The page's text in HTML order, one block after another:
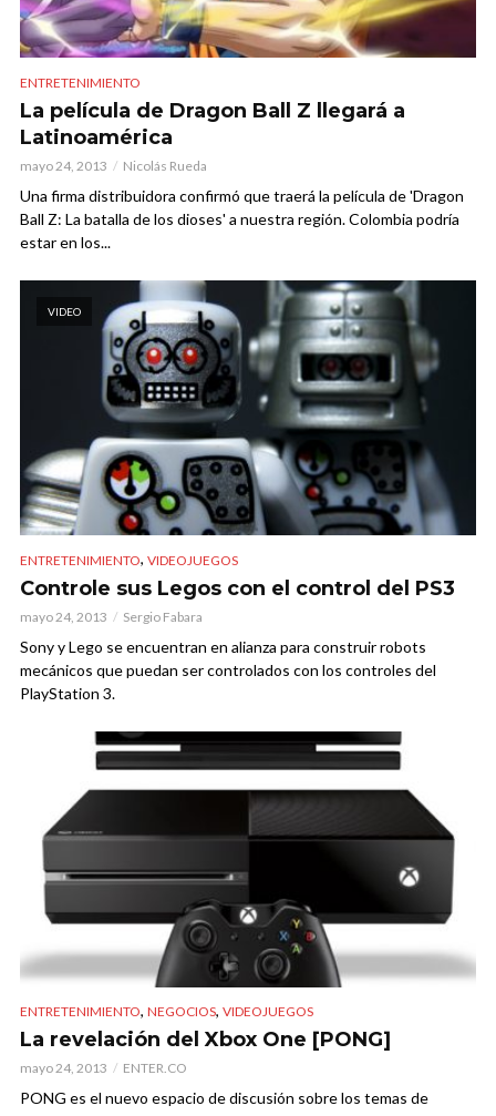
ENTRETENIMIENTO
La película de Dragon Ball Z llegará a
Latinoamérica
mayo 24, 2013 Nicolás Rueda
Una firma distribuidora confirmó que traerá la película de 'Dragon
Ball Z: La batalla de los dioses' a nuestra región. Colombia podría
estar en los...
VIDEO
ENTRETENIMIENTO, VIDEOJUEGOS
Controle sus Legos con el control del PS3
mayo 24, 2013 Sergio Fabara
Sony y Lego se encuentran en alianza para construir robots
mecánicos que puedan ser controlados con los controles del
PlayStation 3.
ENTRETENIMIENTO, NEGOCIOS, VIDEOJUEGOS
La revelación del Xbox One [PONG]
mayo 24, 2013 ENTER.CO
PONG es el nuevo espacio de discusión sobre los temas de